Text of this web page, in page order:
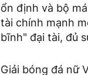
ổn định và bộ
tài chính mạnh
bĩnh" đại tài, đủ
Giải bóng đá nữ